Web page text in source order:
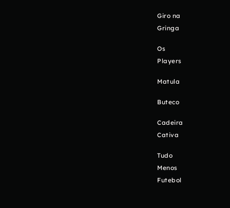
Giro na
Gringa
Os
Players
Matula
Buteco
Cadeira
Cativa
Tudo
Menos
Futebol